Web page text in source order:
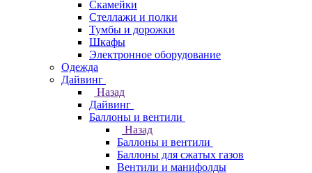
Скамейки
Стеллажи и полки
Тумбы и дорожки
Шкафы
Электронное оборудование
Одежда
Дайвинг
Назад
Дайвинг
Баллоны и вентили
Назад
Баллоны и вентили
Баллоны для сжатых газов
Вентили и манифолды